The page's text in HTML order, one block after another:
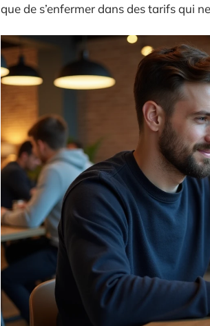
que de s’enfermer dans des tarifs qui